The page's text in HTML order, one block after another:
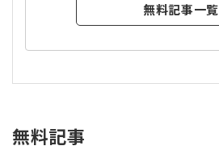
【連載】AI活用のすすめ
無料記事一覧
無料記事